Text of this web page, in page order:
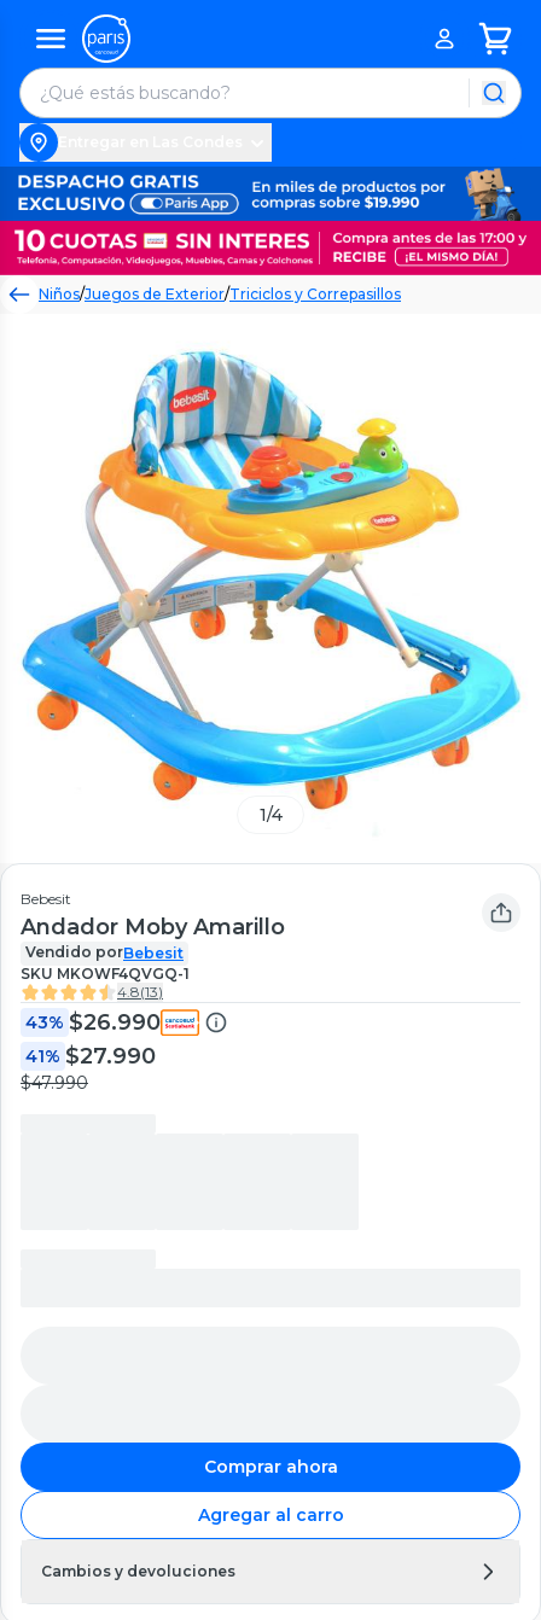
Niños/Juegos de Exterior/Triciclos y Correpasillos
1/4
Bebesit
Andador Moby Amarillo
Vendido porBebesit
SKU MKOWF4QVGQ-1
4.8(13)
43% $26.990
41% $27.990
$47.990
Comprar ahora
Agregar al carro
Cambios y devoluciones